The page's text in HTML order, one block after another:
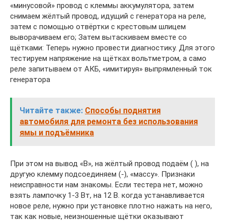
«минусовой» провод с клеммы аккумулятора, затем
снимаем жёлтый провод, идущий с генератора на реле,
затем с помощью отвёртки с крестовым шлицем
выворачиваем его; Затем вытаскиваем вместе со
щётками: Теперь нужно провести диагностику. Для этого
тестируем напряжение на щётках вольтметром, а само
реле запитываем от АКБ, «имитируя» выпрямленный ток
генератора
Читайте также: Способы поднятия
автомобиля для ремонта без использования
ямы и подъёмника
При этом на вывод «В», на жёлтый провод подаём ( ), на
другую клемму подсоединяем (-), «массу». Признаки
неисправности нам знакомы. Если тестера нет, можно
взять лампочку 1-3 Вт, на 12 В. когда устанавливается
новое реле, нужно при установке плотно нажать на него,
так как новые, неизношенные щётки оказывают